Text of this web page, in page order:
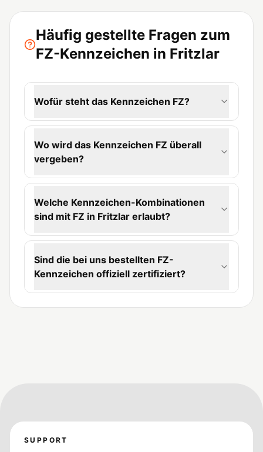
Häufig gestellte Fragen zum
FZ-Kennzeichen in Fritzlar
Wofür steht das Kennzeichen FZ?
Wo wird das Kennzeichen FZ überall
vergeben?
Welche Kennzeichen-Kombinationen
sind mit FZ in Fritzlar erlaubt?
Sind die bei uns bestellten FZ-
Kennzeichen offiziell zertifiziert?
SUPPORT